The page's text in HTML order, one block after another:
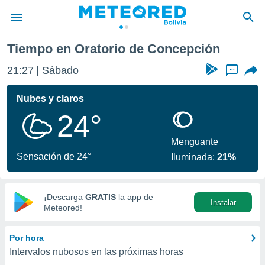
de
ha
calidad.
a este
las
y
digital
basada
Tiempo en Oratorio de Concepción
21:27 Sábado ...
Nubes y claros
24°
Sensación de 24°
Menguante
Iluminada:21%
¡Descarga GRATIS la app de
Meteored!
Instalar
Por hora
Intervalos nubosos en las próximas horas